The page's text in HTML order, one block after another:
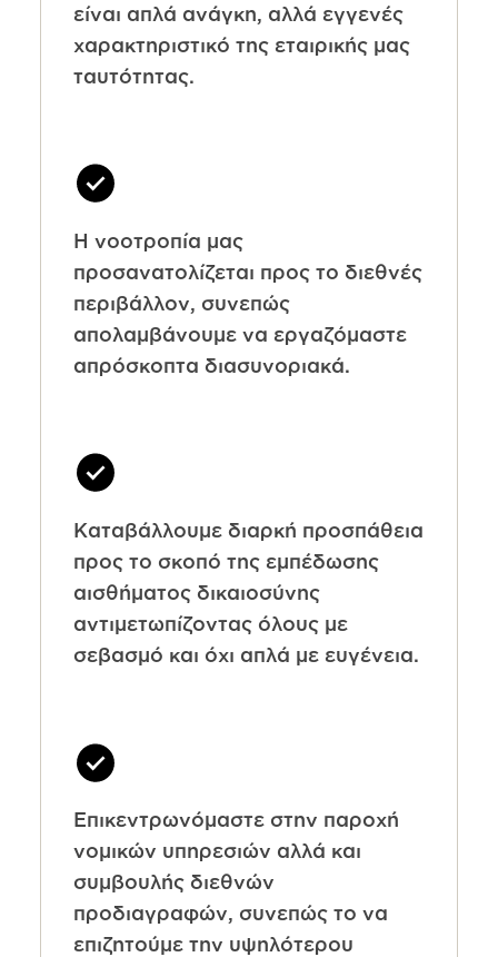
είναι απλά ανάγκη, αλλά εγγενές
χαρακτηριστικό της εταιρικής μας
ταυτότητας.
Η νοοτροπία μας
προσανατολίζεται προς το διεθνές
περιβάλλον, συνεπώς
απολαμβάνουμε να εργαζόμαστε
απρόσκοπτα διασυνοριακά.
Καταβάλλουμε διαρκή προσπάθεια
προς το σκοπό της εμπέδωσης
αισθήματος δικαιοσύνης
αντιμετωπίζοντας όλους με
σεβασμό και όχι απλά με ευγένεια.
Επικεντρωνόμαστε στην παροχή
νομικών υπηρεσιών αλλά και
συμβουλής διεθνών
προδιαγραφών, συνεπώς το να
επιζητούμε την υψηλότερου